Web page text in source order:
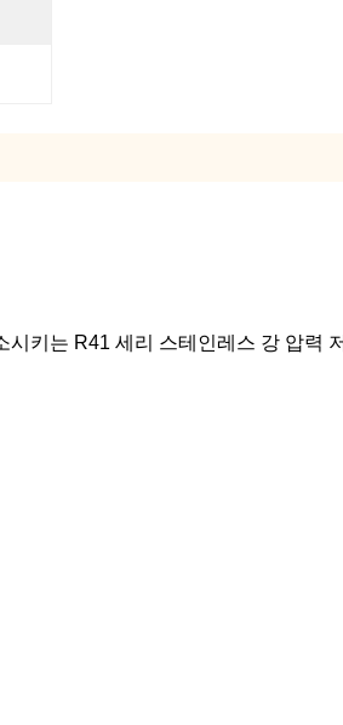
키는 R41 세리 스테인레스 강 압력